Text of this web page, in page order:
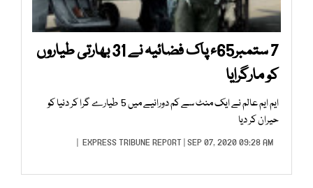
7 ستمبر65ء پاک فضائیہ نے 31 بھارتی طیاروں
کو مارگرایا
ایم ایم عالم نے ایک منٹ سے کم دورانیے میں 5 طیارے گرا کر دنیا کو
حیران کر دیا
EXPRESS TRIBUNE REPORT | SEP 07, 2020 09:28 AM |